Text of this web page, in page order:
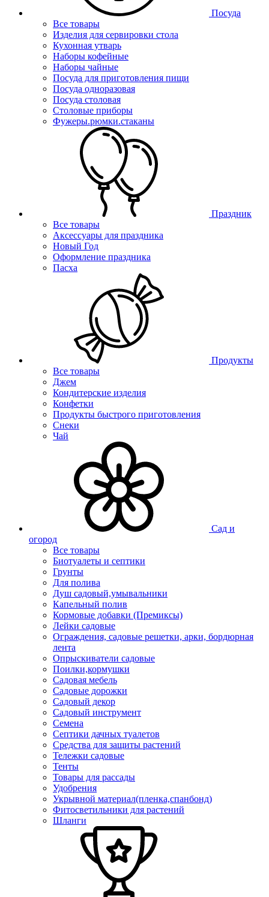
Посуда
Все товары
Изделия для сервировки стола
Кухонная утварь
Наборы кофейные
Наборы чайные
Посуда для приготовления пищи
Посуда одноразовая
Посуда столовая
Столовые приборы
Фужеры.рюмки.стаканы
Праздник
Все товары
Аксессуары для праздника
Новый Год
Оформление праздника
Пасха
Продукты
Все товары
Джем
Кондитерские изделия
Конфетки
Продукты быстрого приготовления
Снеки
Чай
Сад и
огород
Все товары
Биотуалеты и септики
Грунты
Для полива
Душ садовый,умывальники
Капельный полив
Кормовые добавки (Премиксы)
Лейки садовые
Ограждения, садовые решетки, арки, бордюрная
лента
Опрыскиватели садовые
Поилки,кормушки
Садовая мебель
Садовые дорожки
Садовый декор
Садовый инструмент
Семена
Септики дачных туалетов
Средства для защиты растений
Тележки садовые
Тенты
Товары для рассады
Удобрения
Укрывной материал(пленка,спанбонд)
Фитосветильники для растений
Шланги